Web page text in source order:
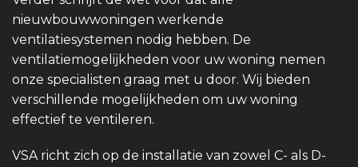
nieuwbouwwoningen werkende
ventilatiesystemen nodig hebben. De
ventilatiemogelijkheden voor uw woning nemen
onze specialisten graag met u door. Wij bieden
verschillende mogelijkheden om uw woning
effectief te ventileren.
VSA richt zich op de installatie van zowel C- als D-